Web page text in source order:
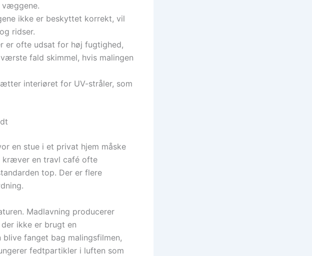
væggene.
ikke er beskyttet korrekt, vil
ridser.
er ofte udsat for høj fugtighed,
fald skimmel, hvis malingen
interiøret for UV-stråler, som
en stue i et privat hjem måske
kræver en travl café ofte
top. Der er flere
Madlavning producerer
ikke er brugt en
fanget bag malingsfilmen,
fedtpartikler i luften som